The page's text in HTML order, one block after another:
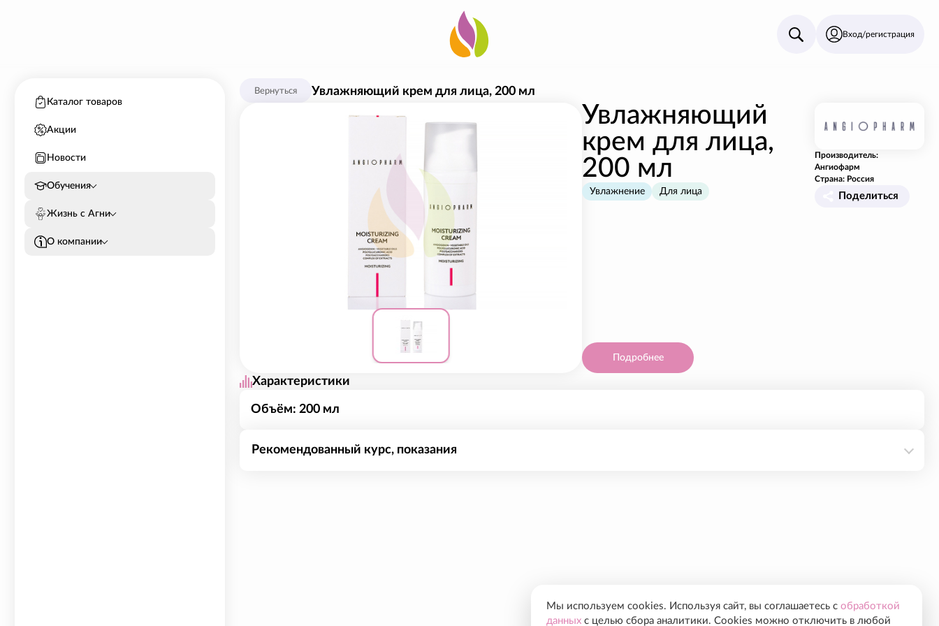
Вход/регистрация
Каталог товаров
Акции
Новости
Обучения
Жизнь с Агни
О компании
Вернуться Увлажняющий крем для лица, 200 мл
Увлажняющий
крем для лица,
200 мл
Увлажнение Для лица
Подробнее
Производитель:
Ангиофарм
Страна: Россия
Поделиться
Характеристики
Объём: 200 мл
Рекомендованный курс, показания
Мы используем cookies. Используя сайт, вы соглашаетесь с обработкой
данных с целью сбора аналитики. Cookies можно отключить в любой